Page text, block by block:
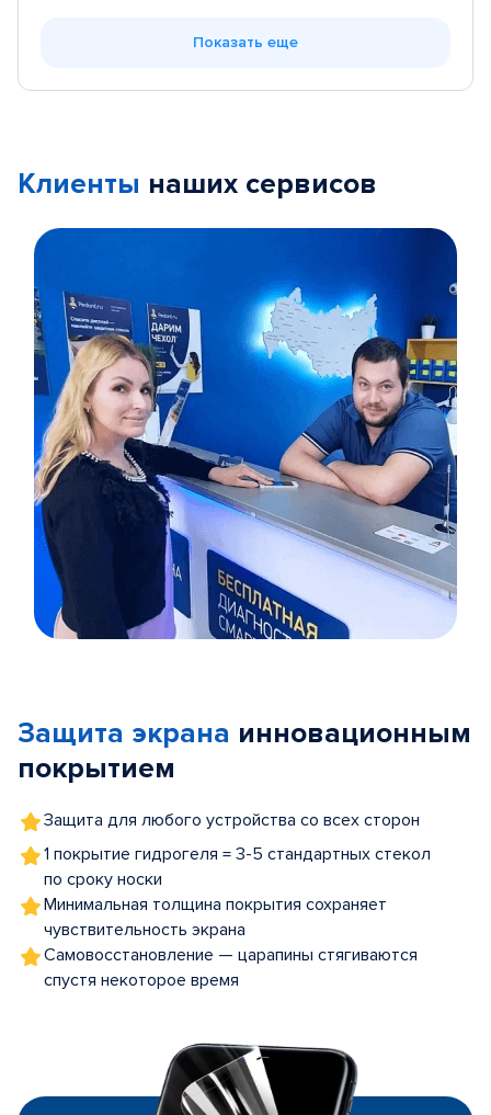
Показать еще
Клиенты наших сервисов
5
Защита экрана инновационным
покрытием
Защита для любого устройства со всех сторон
1 покрытие гидрогеля = 3-5 стандартных стекол
по сроку носки
Минимальная толщина покрытия сохраняет
чувствительность экрана
Самовосстановление — царапины стягиваются
спустя некоторое время